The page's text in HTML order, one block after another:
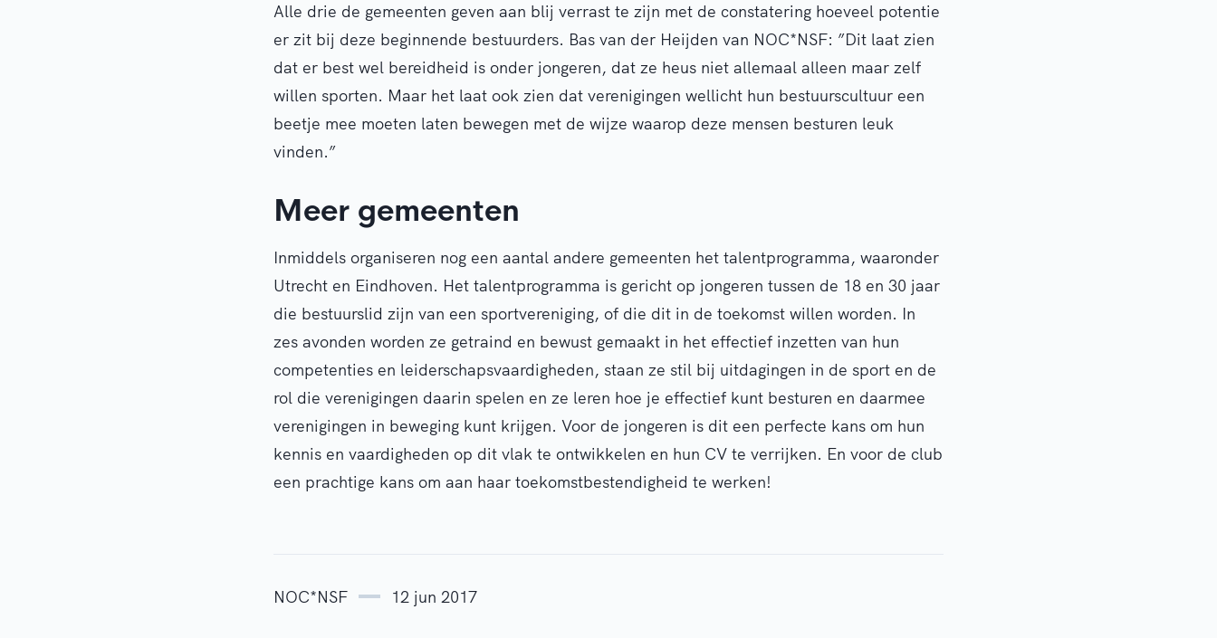
Alle drie de gemeenten geven aan blij verrast te zijn met de constatering hoeveel potentie
er zit bij deze beginnende bestuurders. Bas van der Heijden van NOC*NSF: ”Dit laat zien
dat er best wel bereidheid is onder jongeren, dat ze heus niet allemaal alleen maar zelf
willen sporten. Maar het laat ook zien dat verenigingen wellicht hun bestuurscultuur een
beetje mee moeten laten bewegen met de wijze waarop deze mensen besturen leuk
vinden.”
Meer gemeenten
Inmiddels organiseren nog een aantal andere gemeenten het talentprogramma, waaronder
Utrecht en Eindhoven. Het talentprogramma is gericht op jongeren tussen de 18 en 30 jaar
die bestuurslid zijn van een sportvereniging, of die dit in de toekomst willen worden. In
zes avonden worden ze getraind en bewust gemaakt in het effectief inzetten van hun
competenties en leiderschapsvaardigheden, staan ze stil bij uitdagingen in de sport en de
rol die verenigingen daarin spelen en ze leren hoe je effectief kunt besturen en daarmee
verenigingen in beweging kunt krijgen. Voor de jongeren is dit een perfecte kans om hun
kennis en vaardigheden op dit vlak te ontwikkelen en hun CV te verrijken. En voor de club
een prachtige kans om aan haar toekomstbestendigheid te werken!
NOC*NSF 12 jun 2017